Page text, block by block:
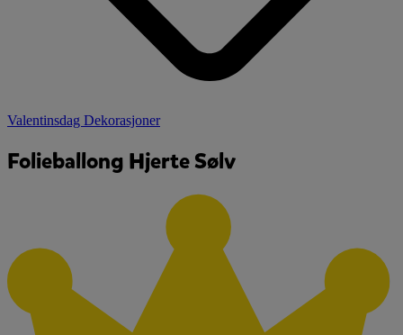
Valentinsdag Dekorasjoner
Folieballong Hjerte Sølv